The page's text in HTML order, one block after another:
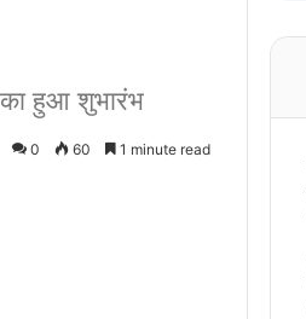
हुआ शुभारंभ
0 60 1 minute read